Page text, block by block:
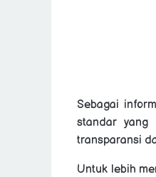
Sebagai
standar yang
transparansi
Untuk lebih